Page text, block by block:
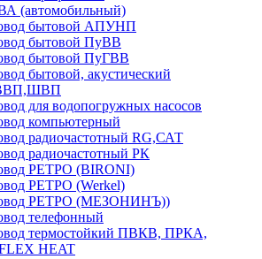
(автомобильный)
бытовой АПУНП
бытовой ПуВВ
бытовой ПуГВВ
бытовой, акустический
для водопогружных насосов
компьютерный
радиочастотный RG,САТ
радиочастотный РК
РЕТРО (BIRONI)
РЕТРО (Werkel)
РЕТРО (МЕЗОНИНЪ))
телефонный
термостойкий ПВКВ, ПРКА,
HEAT